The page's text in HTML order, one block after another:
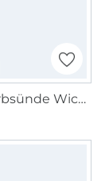
E-Book Erbsünde Wickelbluse OLIVIA